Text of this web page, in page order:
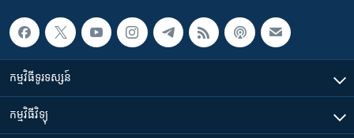
កម្មវិធី​ទូរទស្សន៍
កម្មវិធី​វិទ្យុ